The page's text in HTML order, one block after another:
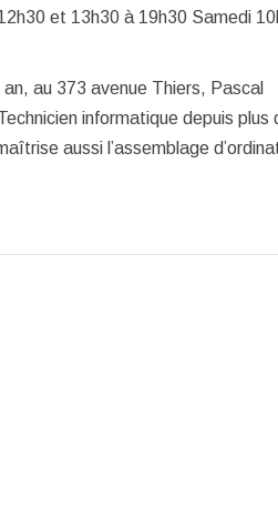
et 13h30 à 19h30 Samedi
au 373 avenue Thiers, Pascal
informatique depuis plus
aussi l’assemblage